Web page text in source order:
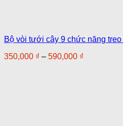
Bộ vòi tưới cây 9 chức năng
350,000 ₫ – 590,000 ₫